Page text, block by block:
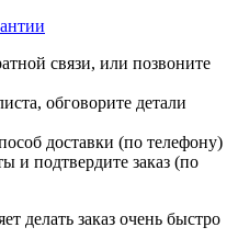
связи, или позвоните
обговорите детали
доставки (по телефону)
и подтвердите заказ (по
делать заказ очень быстро